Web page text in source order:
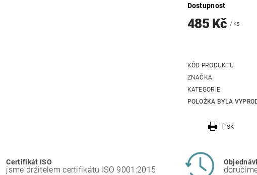
Dostupnost
485 Kč/ ks
KÓD PRODUKTU
ZNAČKA
KATEGORIE
POLOŽKA BYLA
Tisk
Certifikát ISO
jsme držitelem certifikátu ISO 9001:2015